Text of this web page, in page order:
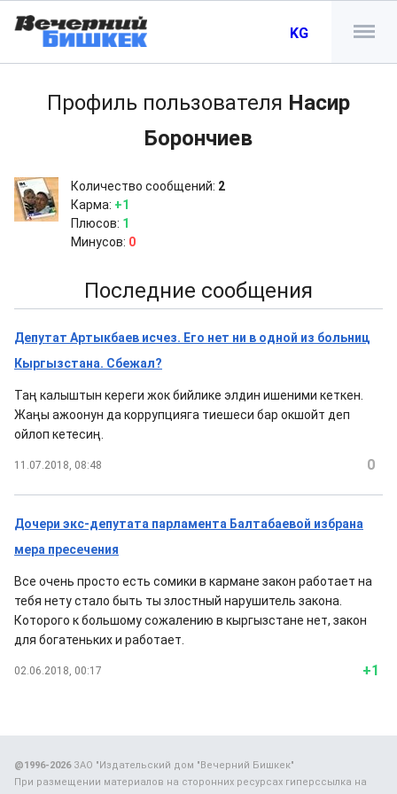
KG
Профиль пользователя Насир
Борончиев
Количество сообщений: 2
Карма: +1
Плюсов: 1
Минусов: 0
Последние сообщения
Депутат Артыкбаев исчез. Его нет ни в одной из больниц
Кыргызстана. Сбежал?
Таң калыштын кереги жок бийлике элдин ишеними кеткен.
Жаңы ажоонун да коррупцияга тиешеси бар окшойт деп
ойлоп кетесиң.
11.07.2018, 08:48 0
Дочери экс-депутата парламента Балтабаевой избрана
мера пресечения
Все очень просто есть сомики в кармане закон работает на
тебя нету стало быть ты злостный нарушитель закона.
Которого к большому сожалению в кыргызстане нет, закон
для богатеньких и работает.
02.06.2018, 00:17 +1
@1996-2026ЗАО "Издательский дом "Вечерний Бишкек"
При размещении материалов на сторонних ресурсах гиперссылка на